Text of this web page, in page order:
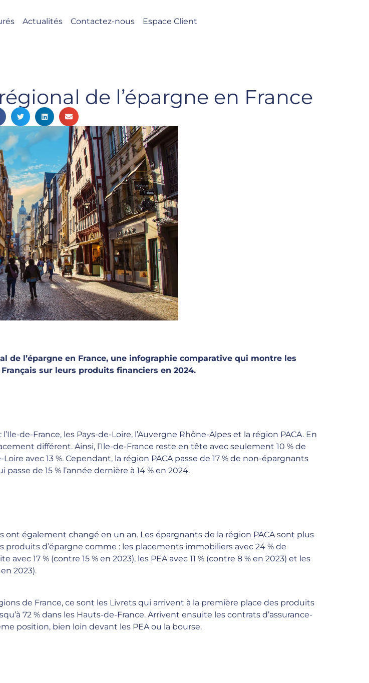
Actualités Contactez-nous Espace Client
de l’épargne en France
l’épargne en France, une infographie comparative qui montre les
sur leurs produits financiers en 2024.
de-France, les Pays-de-Loire, l’Auvergne Rhône-Alpes et la région PACA. En
différent. Ainsi, l’Ile-de-France reste en tête avec seulement 10 % de
avec 13 %. Cependant, la région PACA passe de 17 % de non-épargnants
de 15 % l’année dernière à 14 % en 2024.
également changé en un an. Les épargnants de la région PACA sont plus
d’épargne comme : les placements immobiliers avec 24 % de
17 % (contre 15 % en 2023), les PEA avec 11 % (contre 8 % en 2023) et les
2023).
de France, ce sont les Livrets qui arrivent à la première place des produits
72 % dans les Hauts-de-France. Arrivent ensuite les contrats d’assurance-
position, bien loin devant les PEA ou la bourse.